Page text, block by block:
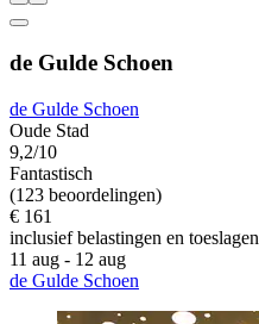
de Gulde Schoen
de Gulde Schoen
Oude Stad
9,2/10
Fantastisch
(123 beoordelingen)
€ 161
inclusief belastingen en toeslagen
11 aug - 12 aug
de Gulde Schoen